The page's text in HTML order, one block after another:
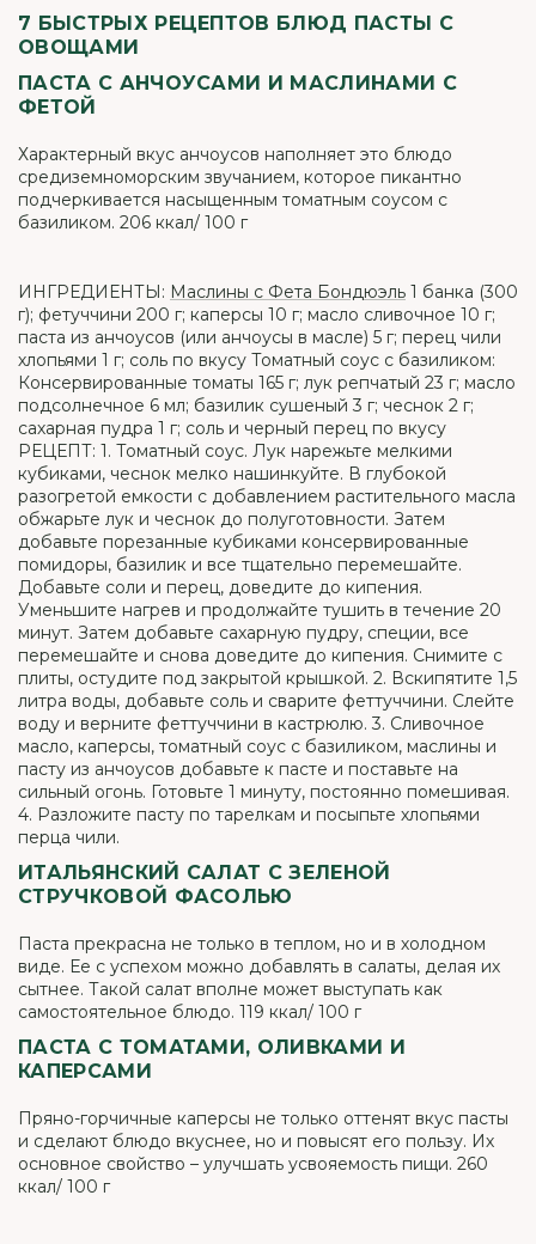
7 БЫСТРЫХ РЕЦЕПТОВ БЛЮД ПАСТЫ С
ОВОЩАМИ
ПАСТА С АНЧОУСАМИ И МАСЛИНАМИ С
ФЕТОЙ
Характерный вкус анчоусов наполняет это блюдо
средиземноморским звучанием, которое пикантно
подчеркивается насыщенным томатным соусом с
базиликом. 206 ккал/ 100 г
ИНГРЕДИЕНТЫ: Маслины с Фета Бондюэль 1 банка (300
г); фетуччини 200 г; каперсы 10 г; масло сливочное 10 г;
паста из анчоусов (или анчоусы в масле) 5 г; перец чили
хлопьями 1 г; соль по вкусу Томатный соус с базиликом:
Консервированные томаты 165 г; лук репчатый 23 г; масло
подсолнечное 6 мл; базилик сушеный 3 г; чеснок 2 г;
сахарная пудра 1 г; соль и черный перец по вкусу
РЕЦЕПТ: 1. Томатный соус. Лук нарежьте мелкими
кубиками, чеснок мелко нашинкуйте. В глубокой
разогретой емкости с добавлением растительного масла
обжарьте лук и чеснок до полуготовности. Затем
добавьте порезанные кубиками консервированные
помидоры, базилик и все тщательно перемешайте.
Добавьте соли и перец, доведите до кипения.
Уменьшите нагрев и продолжайте тушить в течение 20
минут. Затем добавьте сахарную пудру, специи, все
перемешайте и снова доведите до кипения. Снимите с
плиты, остудите под закрытой крышкой. 2. Вскипятите 1,5
литра воды, добавьте соль и сварите феттуччини. Слейте
воду и верните феттуччини в кастрюлю. 3. Сливочное
масло, каперсы, томатный соус с базиликом, маслины и
пасту из анчоусов добавьте к пасте и поставьте на
сильный огонь. Готовьте 1 минуту, постоянно помешивая.
4. Разложите пасту по тарелкам и посыпьте хлопьями
перца чили.
ИТАЛЬЯНСКИЙ САЛАТ С ЗЕЛЕНОЙ
СТРУЧКОВОЙ ФАСОЛЬЮ
Паста прекрасна не только в теплом, но и в холодном
виде. Ее с успехом можно добавлять в салаты, делая их
сытнее. Такой салат вполне может выступать как
самостоятельное блюдо. 119 ккал/ 100 г
ПАСТА С ТОМАТАМИ, ОЛИВКАМИ И
КАПЕРСАМИ
Пряно-горчичные каперсы не только оттенят вкус пасты
и сделают блюдо вкуснее, но и повысят его пользу. Их
основное свойство – улучшать усвояемость пищи. 260
ккал/ 100 г